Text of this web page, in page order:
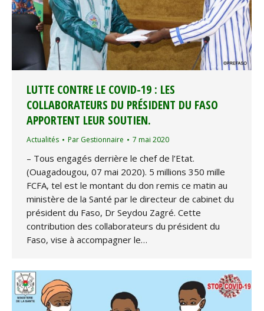
LUTTE CONTRE LE COVID-19 : LES
COLLABORATEURS DU PRÉSIDENT DU FASO
APPORTENT LEUR SOUTIEN.
Actualités Par Gestionnaire 7 mai 2020
– Tous engagés derrière le chef de l’Etat.
(Ouagadougou, 07 mai 2020). 5 millions 350 mille
FCFA, tel est le montant du don remis ce matin au
ministère de la Santé par le directeur de cabinet du
président du Faso, Dr Seydou Zagré. Cette
contribution des collaborateurs du président du
Faso, vise à accompagner le…